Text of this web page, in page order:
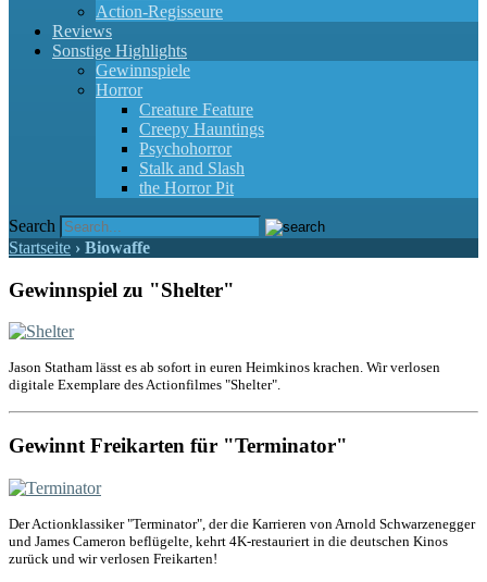
Action-Regisseure
Reviews
Sonstige Highlights
Gewinnspiele
Horror
Creature Feature
Creepy Hauntings
Psychohorror
Stalk and Slash
the Horror Pit
Search
Startseite › Biowaffe
Gewinnspiel zu "Shelter"
Jason Statham lässt es ab sofort in euren Heimkinos krachen. Wir verlosen
digitale Exemplare des Actionfilmes "Shelter".
Gewinnt Freikarten für "Terminator"
Der Actionklassiker "Terminator", der die Karrieren von Arnold Schwarzenegger
und James Cameron beflügelte, kehrt 4K-restauriert in die deutschen Kinos
zurück und wir verlosen Freikarten!